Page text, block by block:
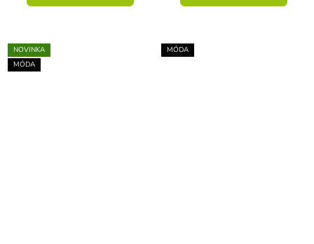
NOVINKA
MÓDA
MÓDA